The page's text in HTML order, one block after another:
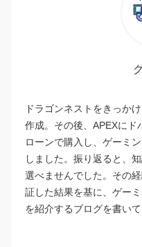
ドラゴンネストをきっか
作成。その後、APEXにド
ローンで購入し、ゲーミ
しました。振り返ると、
選べませんでした。その
証した結果を基に、ゲー
を紹介するブログを書いて